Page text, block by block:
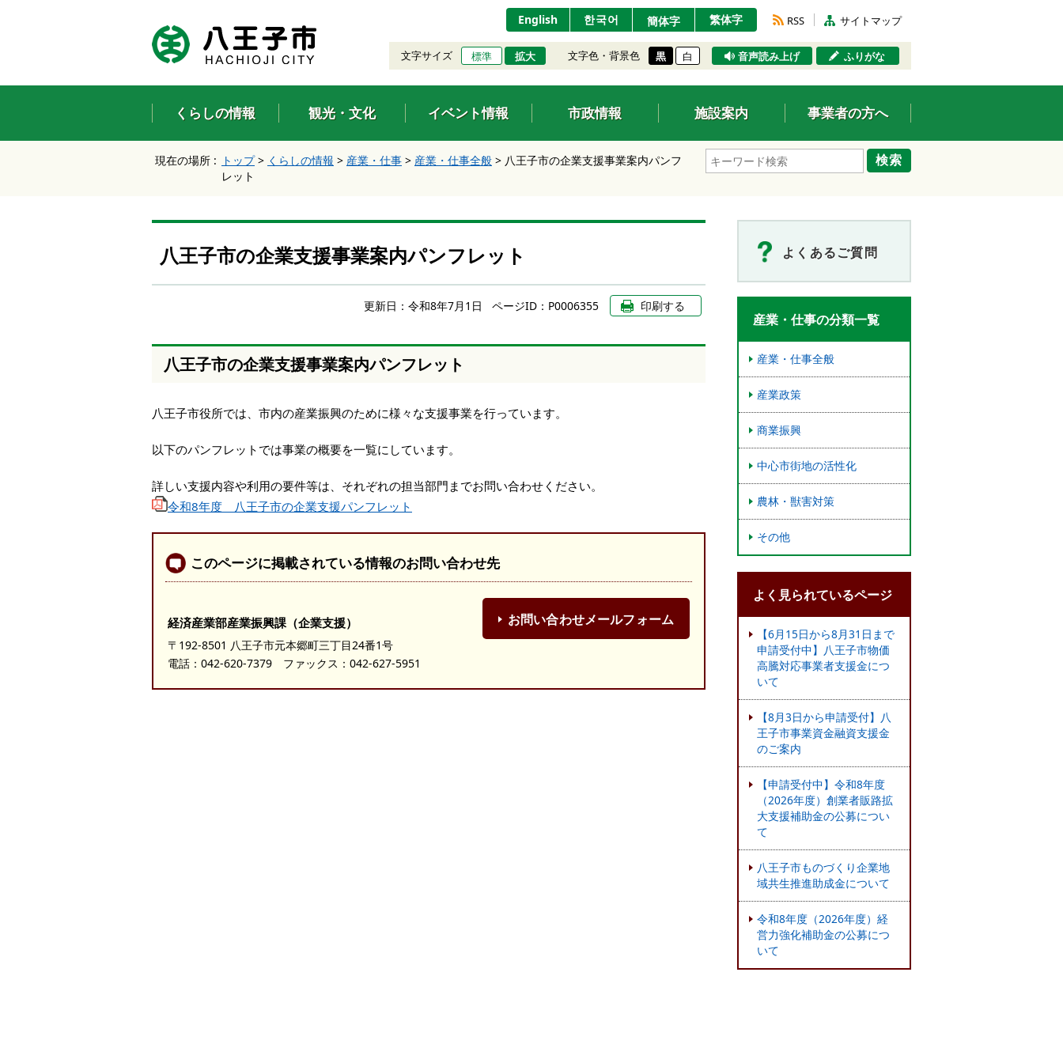
ン
タ
ー
キ
ナ
ビ
ョ
キ
て
移
し
す
English 한국어 簡体字 繁体字 RSS サイトマップ
文字サイズ 標準 拡大 文字色・背景色 黒 白 音声読み上げ ふりがな
くらしの情報 観光・文化 イベント情報 市政情報 施設案内 事業者の方へ
検索
現在の場所 : トップ> くらしの情報 > 産業・仕事 > 産業・仕事全般 > 八王子市の企業支援事業案内パンフ
レット
八王子市の企業支援事業案内パンフレット
更新日： 令和8年7月1日 ページID：P0006355 印刷する
八王子市の企業支援事業案内パンフレット
八王子市役所では、市内の産業振興のために様々な支援事業を行っています。
以下のパンフレットでは事業の概要を一覧にしています。
詳しい支援内容や利用の要件等は、それぞれの担当部門までお問い合わせください。
令和8年度 八王子市の企業支援パンフレット
このページに掲載されている情報のお問い合わせ先
経済産業部産業振興課（企業支援）
〒192-8501 八王子市元本郷町三丁目24番1号
電話： 042-620-7379 ファックス：042-627-5951
お問い合わせメールフォーム
よくあるご質問
産業・仕事の分類一覧
産業・仕事全般
産業政策
商業振興
中心市街地の活性化
農林・獣害対策
その他
よく見られているページ
【6月15日から8月31日まで
申請受付中】八王子市物価
高騰対応事業者支援金につ
いて
【8月3日から申請受付】八
王子市事業資金融資支援金
のご案内
【申請受付中】令和8年度
（2026年度）創業者販路拡
大支援補助金の公募につい
て
八王子市ものづくり企業地
域共生推進助成金について
令和8年度（2026年度）経
営力強化補助金の公募につ
いて